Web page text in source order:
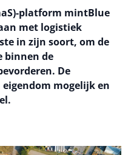
platform mintBlue
met logistiek
in zijn soort, om de
binnen de
De
mogelijk en